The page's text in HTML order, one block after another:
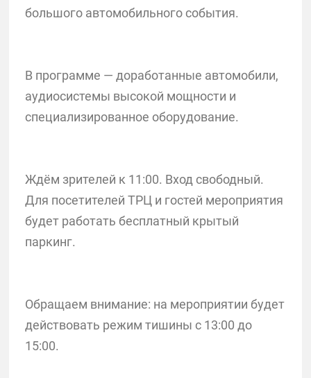
большого автомобильного события.
В программе — доработанные автомобили,
аудиосистемы высокой мощности и
специализированное оборудование.
Ждём зрителей к 11:00. Вход свободный.
Для посетителей ТРЦ и гостей мероприятия
будет работать бесплатный крытый
паркинг.
Обращаем внимание: на мероприятии будет
действовать режим тишины с 13:00 до
15:00.